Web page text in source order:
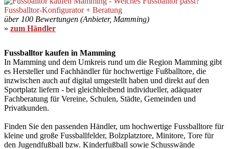
über 100 Bewertungen (Anbieter, Mamming)
» zum Händler
Fussballtor kaufen in Mamming
In Mamming und dem Umkreis rund um die Region Mamming gibt
es Hersteller und Fachhändler für hochwertige Fußballtore, die
inzwischen auch auf digital umgestellt haben und direkt auf den
Sportplatz liefern - bei gleichbleibend individueller, adäquater
Fachberatung für Vereine, Schulen, Städte, Gemeinden und
Privatkunden.
Finden Sie den passenden Händler, um hochwertige Fussballtore für
kleine und große Fussballfelder, Bolzplatztore, Minitore, Tore für
den Jugendfußball bzw. Kinderfußball sowie Schusswände